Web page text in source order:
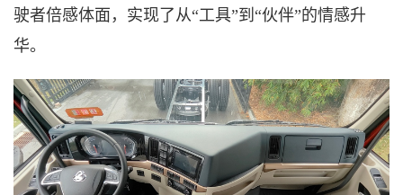
驶者倍感体面，实现了从“工具”到“伙伴”的情感升
华。